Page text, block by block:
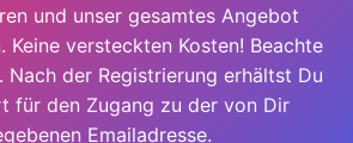
und unser gesamtes Angebot
Keine versteckten Kosten! Beachte
Nach der Registrierung erhältst Du
für den Zugang zu der von Dir
Emailadresse.